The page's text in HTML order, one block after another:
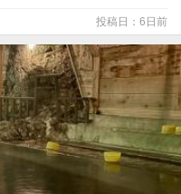
投稿日：6日前